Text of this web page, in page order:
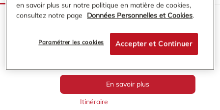
MAXIMARCHÉ BLIGNY SUR OUCHE
21360 Bligny-sur-Ouche
+33 3 80 20 09 50
En savoir plus
Itinéraire
en savoir plus sur notre politique en matière de cookies,
consultez notre page
Données Personnelles et Cookies.
Accepter et Continuer
Paramétrer les cookies